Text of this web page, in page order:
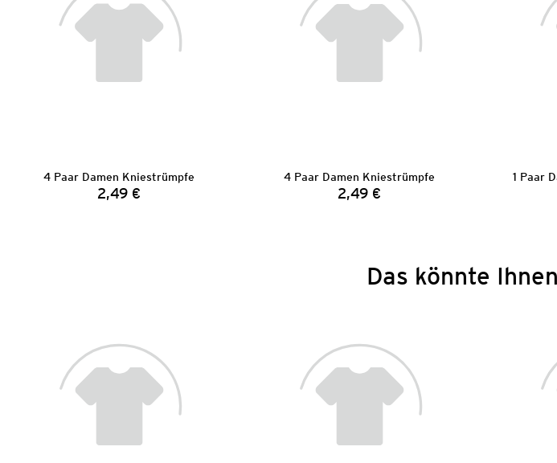
4 Paar Damen Kniestrümpfe
Preis:
2,49 €
4 Paar Damen Kniestrümpfe
Preis:
2,49 €
1 Paar
Das könnte